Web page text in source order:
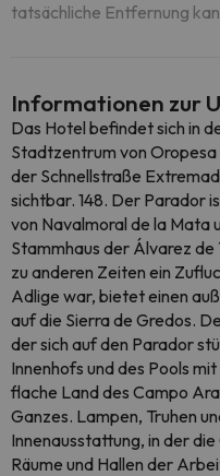
tatsächliche Entfernung
Informationen zur
Das Hotel befindet sich in
Stadtzentrum von Oropesa
der Schnellstraße
sichtbar. 148. Der Parador
von Navalmoral de la Mata
Stammhaus der Álvarez
zu anderen Zeiten ein
Adlige war, bietet einen
auf die Sierra de Gredos.
der sich auf den Parador
Innenhofs und des Pools
flache Land des Campo
Ganzes. Lampen, Truhen
Innenausstattung, in der
Räume und Hallen der